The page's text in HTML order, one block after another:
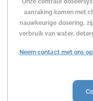
Onze centrale
aanraking komen met
nauwkeurige dosering,
verbruik van water,
Neem contact met ons